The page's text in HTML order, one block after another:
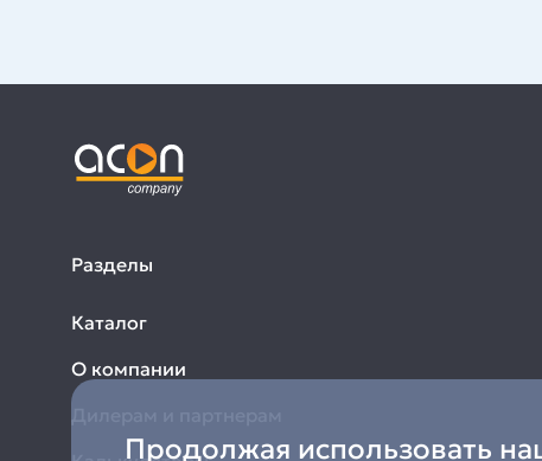
Продолжая использовать
Разделы
Каталог
О компании